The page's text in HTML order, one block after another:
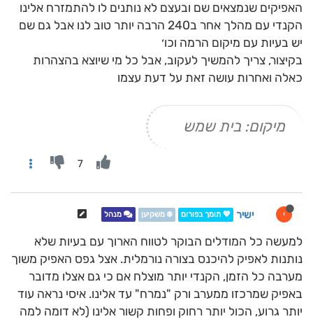
האפיקים שנמצאים שם ובעצם לא נותנים לו להתמזרח אלינו
הקנדי עם מהלך אחר ב240 הרבה יותר טוב לנו אבל גם שם
יש בעיות עם מיקום הרמה וכו׳
בקיצור, צריך להמשיך לעקוב, אבל כל מי שיוצא בהצהרות
כאלה ואחרות עושה זאת על דעת עצמו
מיקום: בית שמש
7
י ישיר 💖 תומך בפורום ❄️ משקיען מנהל
למעשה כל המודלים הבוקר לטווח הארוך עם בעיות שלא
נותנות לאפיק להיכנס בצורה נורמלית. אצל גפס האפיק משוך
מערבה כל הזמן, הקנדי יותר מוצלח אם כי גם אצלו מדובר
באפיק שמרכזו ממערב ורק "נמרח" עד אלינו. איסי נראה עוד
יותר גרוע, הכול יותר רחוק ופחות קשור אלינו (לא דומה למה